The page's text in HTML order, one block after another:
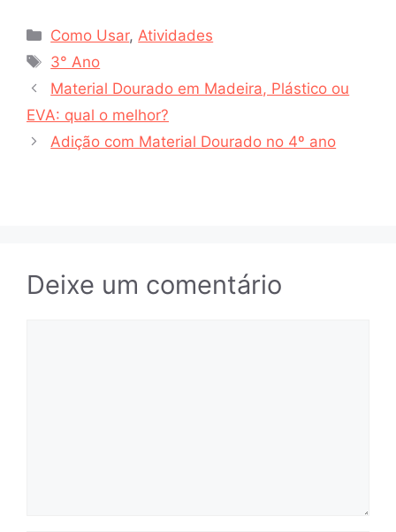
Categorias
Como Usar, Atividades
Tags
3° Ano
Material Dourado em Madeira, Plástico ou
EVA: qual o melhor?
Adição com Material Dourado no 4º ano
Deixe um comentário